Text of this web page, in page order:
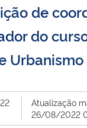
de
do
Urbanismo
Atualização
26/08/2022